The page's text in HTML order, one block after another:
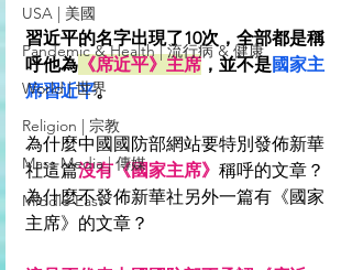
USA | 美國
Pandemic & Health | 流行病 & 健康
World | 世界
Religion | 宗教
Mass Media | 傳媒
Middle East
習近平的名字出現了10次，全部都是稱
呼他為 《席近平》主席，並不是國家主
席習近平。
為什麼中國國防部網站要特別發佈新華
社這篇沒有《國家主席》 稱呼的文章？
為什麼不發佈新華社另外一篇有《國家
主席》的文章？